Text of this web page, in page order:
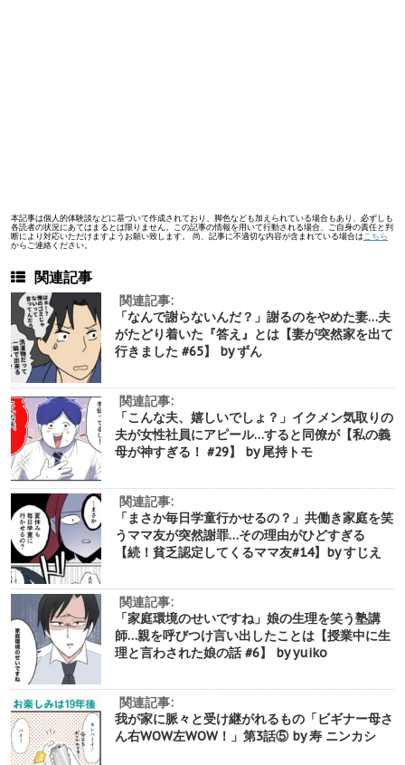
本記事は個人的体験談などに基づいて作成されており、脚色なども加えられている場合もあり、必ずしも
各読者の状況にあてはまるとは限りません。この記事の情報を用いて行動される場合、ご自身の責任と判
断により対応いただけますようお願い致します。 尚、記事に不適切な内容が含まれている場合はこちら
からご連絡ください。
関連記事
関連記事:
「なんで謝らないんだ？」謝るのをやめた妻…夫
がたどり着いた『答え』とは【妻が突然家を出て
行きました #65】 by ずん
関連記事:
「こんな夫、嬉しいでしょ？」イクメン気取りの
夫が女性社員にアピール…すると同僚が【私の義
母が神すぎる！ #29】 by 尾持トモ
関連記事:
「まさか毎日学童行かせるの？」共働き家庭を笑
うママ友が突然謝罪…その理由がひどすぎる
【続！貧乏認定してくるママ友#14】by すじえ
関連記事:
「家庭環境のせいですね」娘の生理を笑う塾講
師…親を呼びつけ言い出したことは【授業中に生
理と言わされた娘の話 #6】 by yuiko
関連記事:
我が家に脈々と受け継がれるもの「ビギナー母さ
ん右WOW左WOW！」第3話⑤ by 寿 ニンカシ